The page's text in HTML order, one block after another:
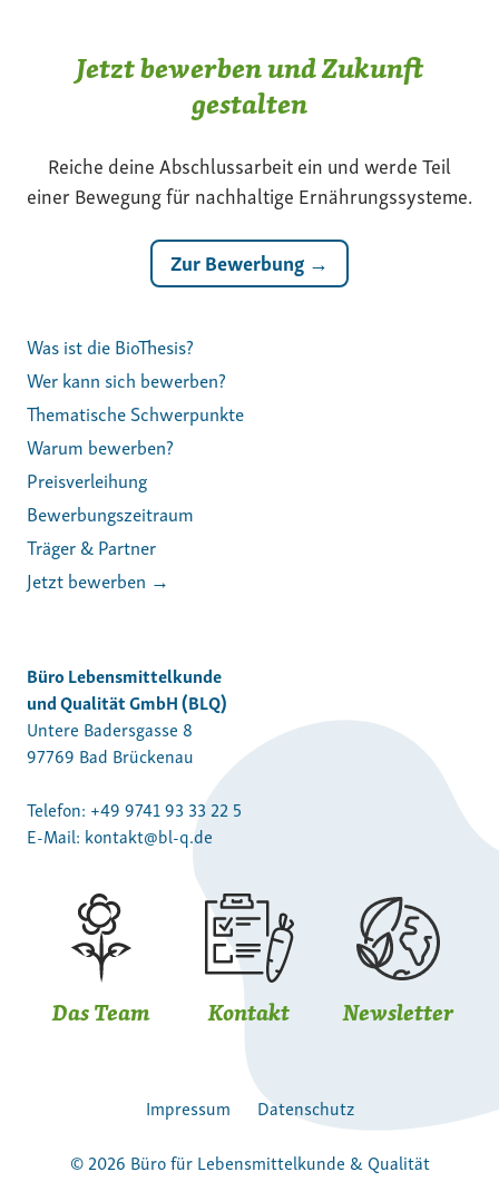
Jetzt bewerben und Zukunft
gestalten
Reiche deine Abschlussarbeit ein und werde Teil
einer Bewegung für nachhaltige Ernährungssysteme.
Zur Bewerbung →
Was ist die BioThesis?
Wer kann sich bewerben?
Thematische Schwerpunkte
Warum bewerben?
Preisverleihung
Bewerbungszeitraum
Träger & Partner
Jetzt bewerben →
Büro Lebensmittelkunde
und Qualität GmbH (BLQ)
Untere Badersgasse 8
97769 Bad Brückenau
Telefon: +49 9741 93 33 22 5
E-Mail: kontakt@bl-q.de
Das Team Kontakt Newsletter
Impressum
Datenschutz
© 2026 Büro für Lebensmittelkunde & Qualität